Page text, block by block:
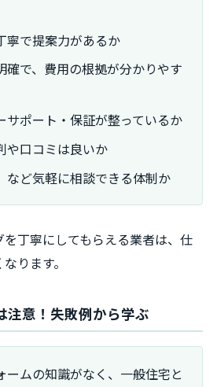
寧で提案力があるか
確で、費用の根拠が分かりやす
サポート・保証が整っているか
や口コミは良いか
など気軽に相談できる体制か
丁寧にしてもらえる業者は、仕
ります。
注意！失敗例から学ぶ
ームの知識がなく、一般住宅と